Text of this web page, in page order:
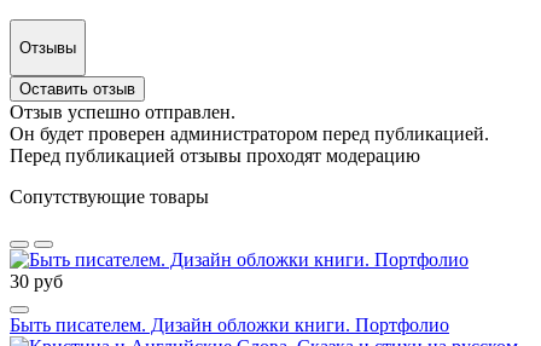
Отзывы
Оставить отзыв
Отзыв успешно отправлен.
Он будет проверен администратором перед публикацией.
Перед публикацией отзывы проходят модерацию
Сопутствующие товары
30 руб
Быть писателем. Дизайн обложки книги. Портфолио